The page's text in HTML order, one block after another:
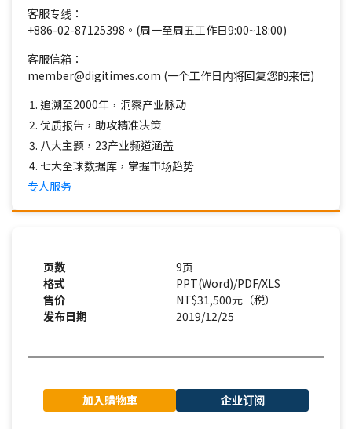
客服专线：
+886-02-87125398。(周一至周五工作日9:00~18:00)
客服信箱：
member@digitimes.com (一个工作日内将回复您的来信)
追溯至2000年，洞察产业脉动
优质报告，助攻精准决策
八大主题，23产业频道涵盖
七大全球数据库，掌握市场趋势
专人服务
页数
9页
格式
PPT(Word)/PDF/XLS
售价
NT$31,500元（税）
发布日期
2019/12/25
加入購物車 企业订阅